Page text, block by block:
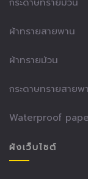
ผ้าทรายสายพาน
ผ้าทรายม้วน
กระดาษทรายสายพ
Waterproof
ผังเว็บไซต์